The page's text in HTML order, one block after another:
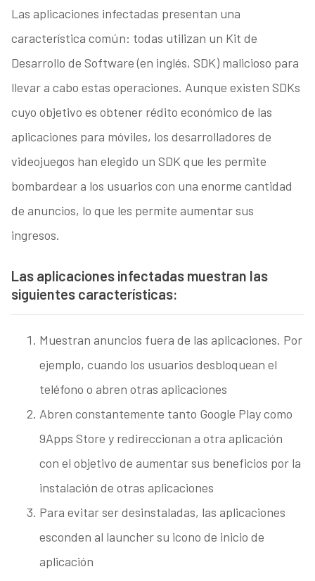
Las aplicaciones infectadas presentan una
característica común: todas utilizan un Kit de
Desarrollo de Software (en inglés, SDK) malicioso para
llevar a cabo estas operaciones. Aunque existen SDKs
cuyo objetivo es obtener rédito económico de las
aplicaciones para móviles, los desarrolladores de
videojuegos han elegido un SDK que les permite
bombardear a los usuarios con una enorme cantidad
de anuncios, lo que les permite aumentar sus
ingresos.
Las aplicaciones infectadas muestran las
siguientes características:
Muestran anuncios fuera de las aplicaciones. Por
ejemplo, cuando los usuarios desbloquean el
teléfono o abren otras aplicaciones
Abren constantemente tanto Google Play como
9Apps Store y redireccionan a otra aplicación
con el objetivo de aumentar sus beneficios por la
instalación de otras aplicaciones
Para evitar ser desinstaladas, las aplicaciones
esconden al launcher su icono de inicio de
aplicación